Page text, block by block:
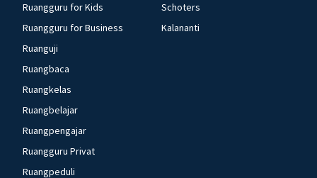
Ruangguru for Kids
Ruangguru for Business
Ruanguji
Ruangbaca
Ruangkelas
Ruangbelajar
Ruangpengajar
Ruangguru Privat
Ruangpeduli
Schoters
Kalananti